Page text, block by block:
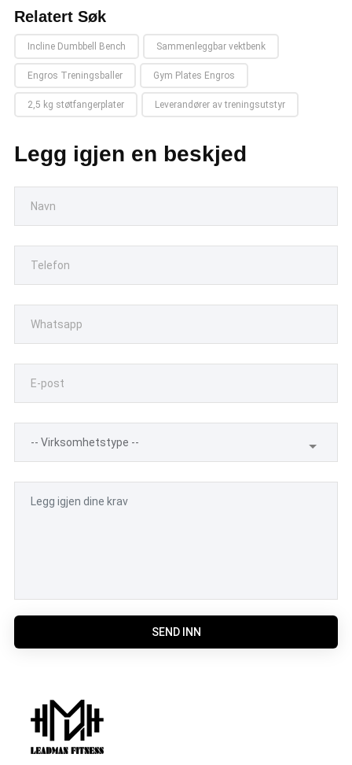
Relatert Søk
Incline Dumbbell Bench Sammenleggbar vektbenk
Engros Treningsballer Gym Plates Engros
2,5 kg støtfangerplater Leverandører av treningsutstyr
Legg igjen en beskjed
SEND INN